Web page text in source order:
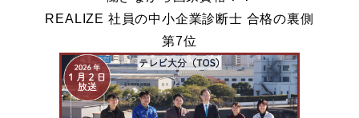
REALIZE 社員の中小企業診断士 合格の裏側
第7位